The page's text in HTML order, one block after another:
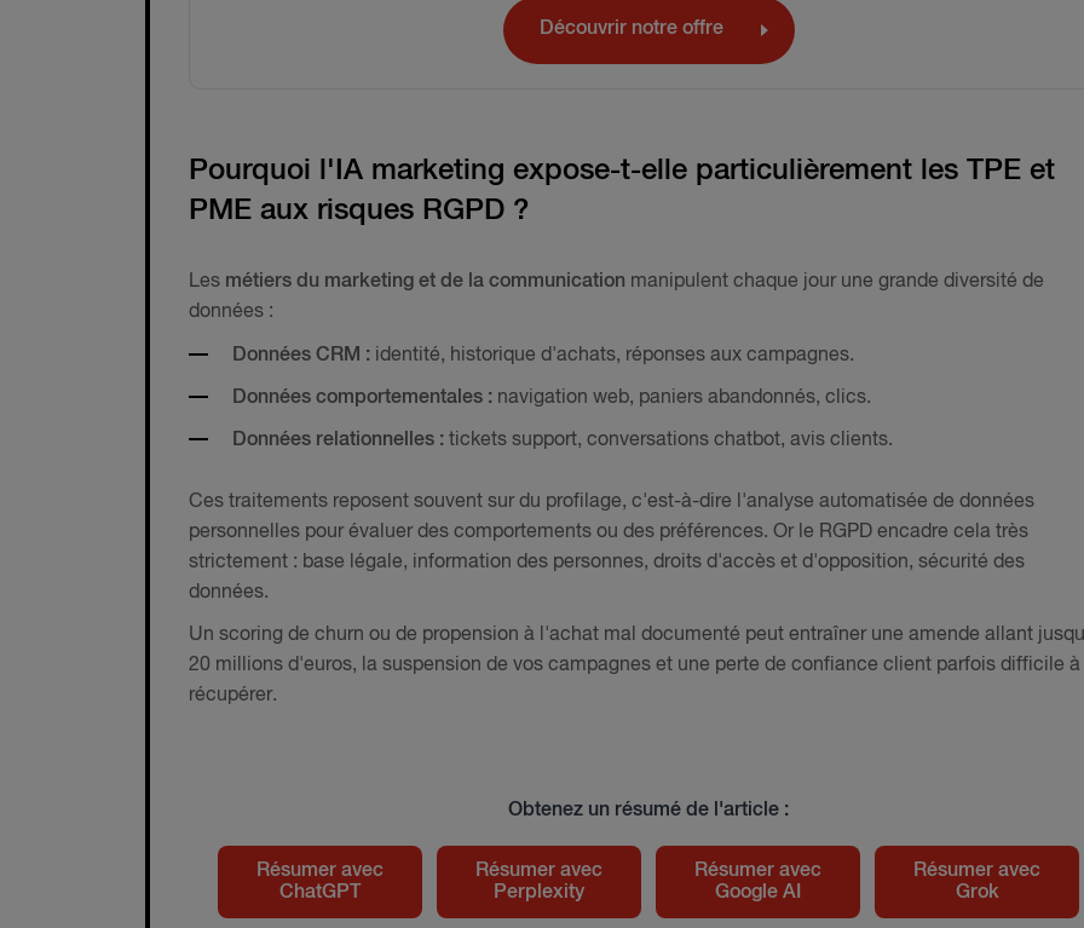
Découvrir notre offre
Pourquoi l'IA marketing expose-t-elle particulièrement les TPE et
PME aux risques RGPD ?
Les métiers du marketing et de la communication manipulent chaque jour une grande diversité de
données :
Données CRM : identité, historique d'achats, réponses aux campagnes.
Données comportementales : navigation web, paniers abandonnés, clics.
Données relationnelles : tickets support, conversations chatbot, avis clients.
Ces traitements reposent souvent sur du profilage, c'est-à-dire l'analyse automatisée de données
personnelles pour évaluer des comportements ou des préférences. Or le RGPD encadre cela très
strictement : base légale, information des personnes, droits d'accès et d'opposition, sécurité des
données.
Un scoring de churn ou de propension à l'achat mal documenté peut entraîner une amende allant
20 millions d'euros, la suspension de vos campagnes et une perte de confiance client parfois difficile à
récupérer.
Obtenez un résumé de l'article :
Résumer avec
ChatGPT
Résumer avec
Perplexity
Résumer avec
Google AI
Résumer avec
Grok